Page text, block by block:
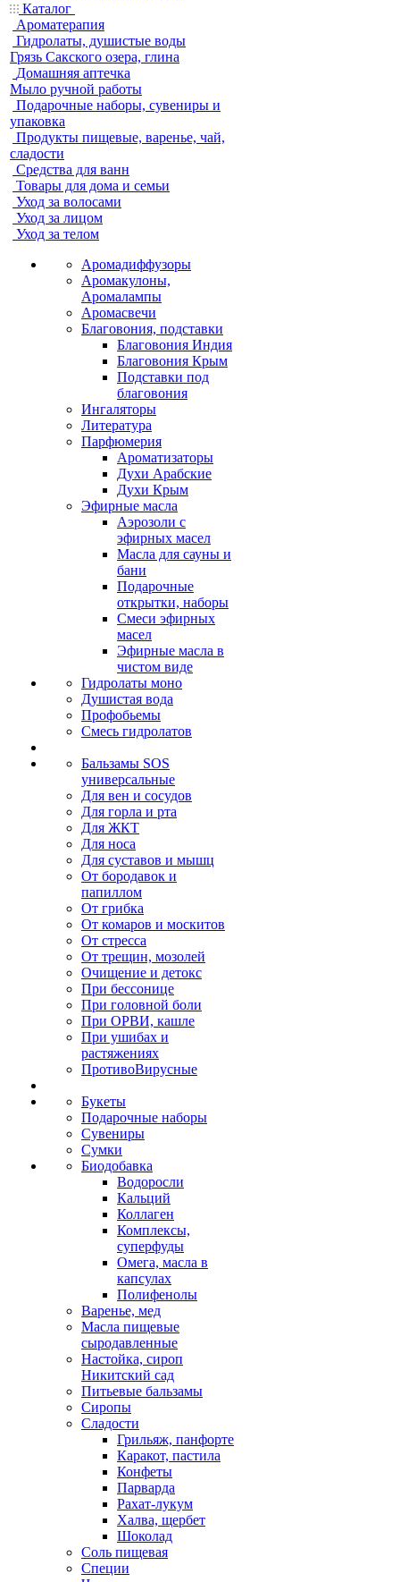
Каталог
Ароматерапия
Гидролаты, душистые воды
Грязь Сакского озера, глина
Домашняя аптечка
Мыло ручной работы
Подарочные наборы, сувениры и
упаковка
Продукты пищевые, варенье, чай,
сладости
Средства для ванн
Товары для дома и семьи
Уход за волосами
Уход за лицом
Уход за телом
Аромадиффузоры
Аромакулоны,
Аромалампы
Аромасвечи
Благовония, подставки
Благовония Индия
Благовония Крым
Подставки под
благовония
Ингаляторы
Литература
Парфюмерия
Ароматизаторы
Духи Арабские
Духи Крым
Эфирные масла
Аэрозоли с
эфирных масел
Масла для сауны и
бани
Подарочные
открытки, наборы
Смеси эфирных
масел
Эфирные масла в
чистом виде
Гидролаты моно
Душистая вода
Профобьемы
Смесь гидролатов
Бальзамы SOS
универсальные
Для вен и сосудов
Для горла и рта
Для ЖКТ
Для носа
Для суставов и мышц
От бородавок и
папиллом
От грибка
От комаров и москитов
От стресса
От трещин, мозолей
Очищение и детокс
При бессонице
При головной боли
При ОРВИ, кашле
При ушибах и
растяжениях
ПротивоВирусные
Букеты
Подарочные наборы
Сувениры
Сумки
Биодобавка
Водоросли
Кальций
Коллаген
Комплексы,
суперфуды
Омега, масла в
капсулах
Полифенолы
Варенье, мед
Масла пищевые
сыродавленные
Настойка, сироп
Никитский сад
Питьевые бальзамы
Сиропы
Сладости
Грильяж, панфорте
Каракот, пастила
Конфеты
Парварда
Рахат-лукум
Халва, щербет
Шоколад
Соль пищевая
Специи